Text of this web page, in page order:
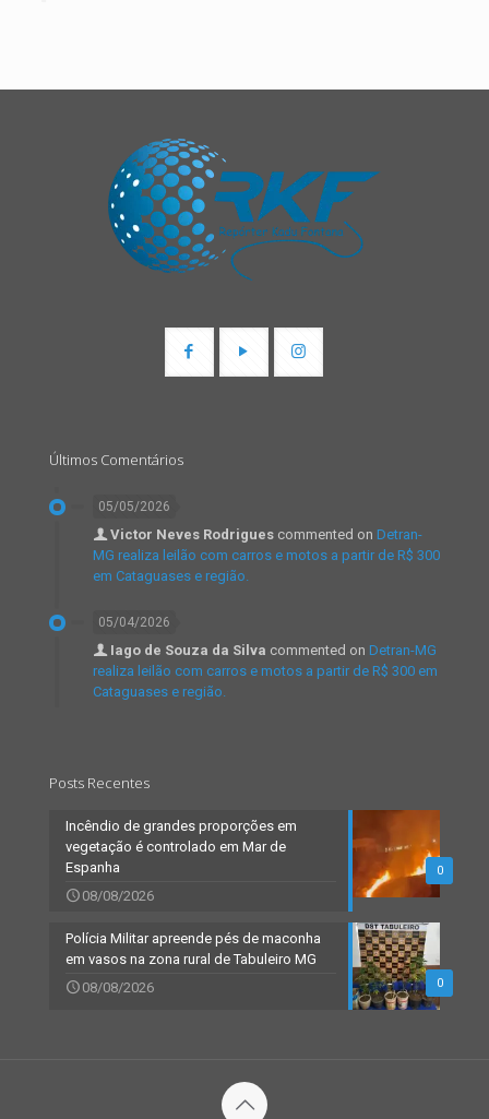
Últimos Comentários
05/05/2026
Victor Neves Rodrigues commented on Detran-
MG realiza leilão com carros e motos a partir de R$ 300
em Cataguases e região.
05/04/2026
Iago de Souza da Silva commented on Detran-MG
realiza leilão com carros e motos a partir de R$ 300 em
Cataguases e região.
Posts Recentes
0
Incêndio de grandes proporções em
vegetação é controlado em Mar de
Espanha
08/08/2026
0
Polícia Militar apreende pés de maconha
em vasos na zona rural de Tabuleiro MG
08/08/2026